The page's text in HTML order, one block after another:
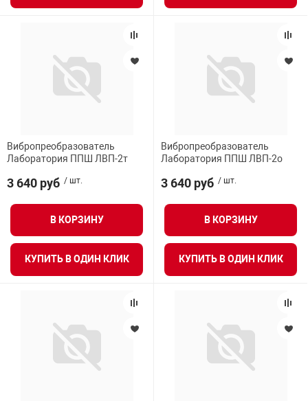
Вибропреобразователь
Лаборатория ППШ ЛВП-2т
3 640 руб / шт.
В КОРЗИНУ
КУПИТЬ В ОДИН КЛИК
Вибропреобразователь
Лаборатория ППШ ЛВП-2о
3 640 руб / шт.
В КОРЗИНУ
КУПИТЬ В ОДИН КЛИК